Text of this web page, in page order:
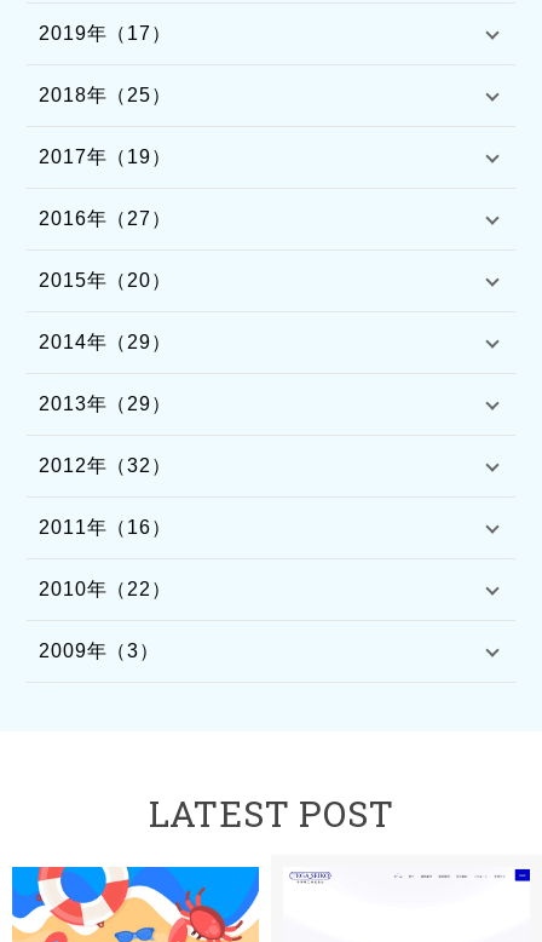
2019年（17）
2018年（25）
2017年（19）
2016年（27）
2015年（20）
2014年（29）
2013年（29）
2012年（32）
2011年（16）
2010年（22）
2009年（3）
LATEST POST